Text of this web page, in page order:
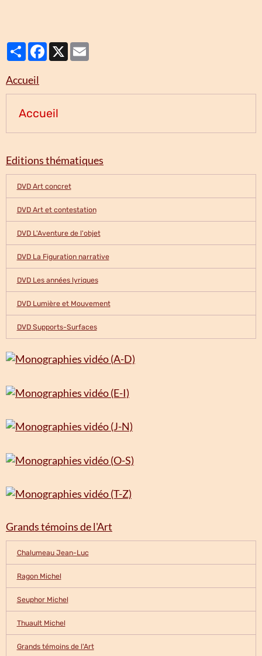
PartagerFacebook
Accueil
Accueil
Editions thématiques
DVD Art concret
DVD Art et contestation
DVD L'Aventure de l'objet
DVD La Figuration narrative
DVD Les années lyriques
DVD Lumière et Mouvement
DVD Supports-Surfaces
Grands témoins de l'Art
Chalumeau Jean-Luc
Ragon Michel
Seuphor Michel
Thuault Michel
Grands témoins de l'Art